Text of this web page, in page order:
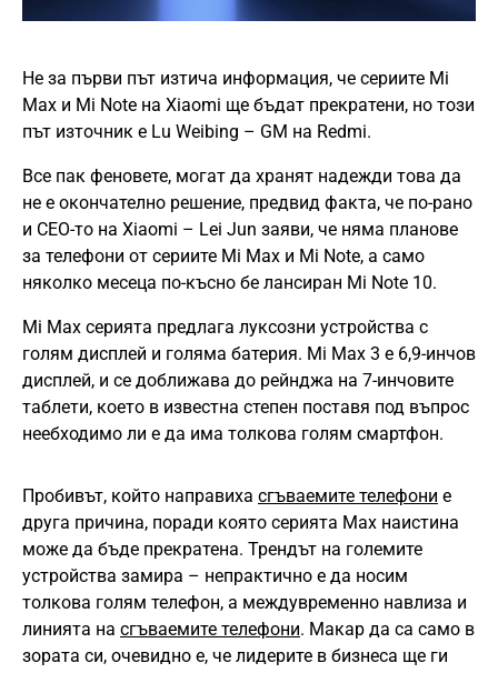
Не за първи път изтича информация, че сериите Mi
Max и Mi Note на Xiaomi ще бъдат прекратени, но този
път източник е Lu Weibing – GM на Redmi.
Все пак феновете, могат да хранят надежди това да
не е окончателно решение, предвид факта, че по-рано
и CEO-то на Xiaomi – Lei Jun заяви, че няма планове
за телефони от сериите Mi Max и Mi Note, а само
няколко месеца по-късно бе лансиран Mi Note 10.
Mi Max серията предлага луксозни устройства с
голям дисплей и голяма батерия. Mi Max 3 е 6,9-инчов
дисплей, и се доближава до рейнджа на 7-инчовите
таблети, което в известна степен поставя под въпрос
неебходимо ли е да има толкова голям смартфон.
Пробивът, който направиха сгъваемите телефони е
друга причина, поради която серията Max наистина
може да бъде прекратена. Трендът на големите
устройства замира – непрактично е да носим
толкова голям телефон, а междувременно навлиза и
линията на сгъваемите телефони. Макар да са само в
зората си, очевидно е, че лидерите в бизнеса ще ги